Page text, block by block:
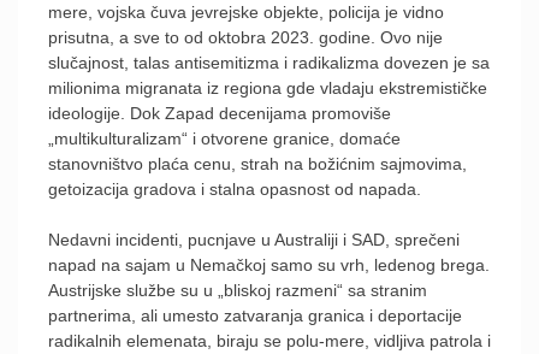
mere, vojska čuva jevrejske objekte, policija je vidno
prisutna, a sve to od oktobra 2023. godine. Ovo nije
slučajnost, talas antisemitizma i radikalizma dovezen je sa
milionima migranata iz regiona gde vladaju ekstremističke
ideologije. Dok Zapad decenijama promoviše
„multikulturalizam“ i otvorene granice, domaće
stanovništvo plaća cenu, strah na božićnim sajmovima,
getoizacija gradova i stalna opasnost od napada.
Nedavni incidenti, pucnjave u Australiji i SAD, sprečeni
napad na sajam u Nemačkoj samo su vrh, ledenog brega.
Austrijske službe su u „bliskoj razmeni“ sa stranim
partnerima, ali umesto zatvaranja granica i deportacije
radikalnih elemenata, biraju se polu-mere, vidljiva patrola i